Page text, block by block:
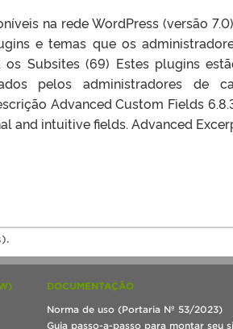
na rede WordPress (versão
e temas que os
os Subsites (69) Estes plugins
pelos administradores de
Advanced Custom Fields
and intuitive fields. Advanced
DOCUMENTAÇÃO
Norma de uso (Portaria Nº 53/2023)
Guia passo-a-passo para montar seu